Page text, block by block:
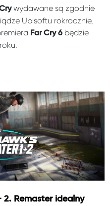
wydawane są zgodnie
Ubisoftu rokrocznie,
Far Cry 6 będzie
2. Remaster idealny